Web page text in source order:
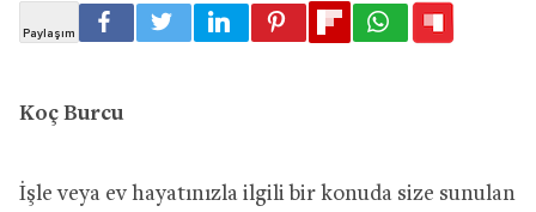
Koç Burcu
İşle veya ev hayatınızla ilgili bir konuda size sunulan